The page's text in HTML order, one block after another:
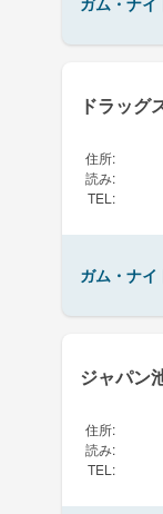
ドラッ
住所:
読み:
TEL :
ガム・ナ
ジャパン
住所:
読み:
TEL :